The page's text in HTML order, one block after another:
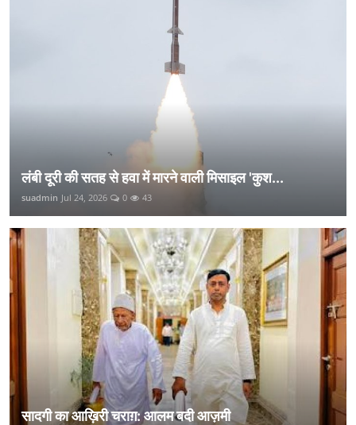
लंबी दूरी की सतह से हवा में मारने वाली मिसाइल 'कुश...
suadmin Jul 24, 2026 0 43
सादगी का आख़िरी चराग़: आलम बदी आज़मी